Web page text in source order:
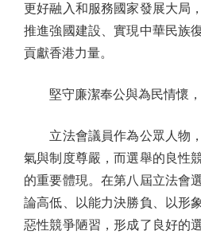
更好融入和服務國家發展大局
推進強國建設、實現中華民族
貢獻香港力量。
堅守廉潔奉公與為民情懷，
立法會議員作為公眾人物，
氣與制度尊嚴，而選舉的良性
的重要體現。在第八屆立法會
論高低、以能力決勝負、以形
惡性競爭陋習，形成了良好的